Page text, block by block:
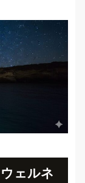
ェルネ